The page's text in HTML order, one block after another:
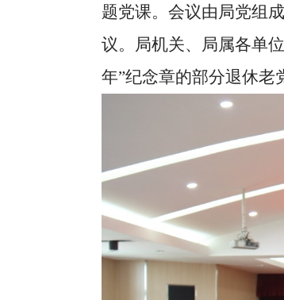
题党课。会议由局党组
议。局机关、局属各单
年”纪念章的部分退休老